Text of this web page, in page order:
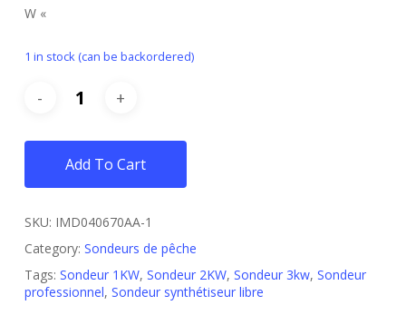
W «
1 in stock (can be backordered)
Add To Cart
SKU: IMD040670AA-1
Category: Sondeurs de pêche
Tags: Sondeur 1KW, Sondeur 2KW, Sondeur 3kw, Sondeur
professionnel, Sondeur synthétiseur libre